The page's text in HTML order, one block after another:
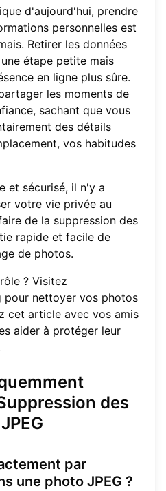
d'aujourd'hui, prendre
personnelles est
Retirer les données
étape petite mais
en ligne plus sûre.
les moments de
sachant que vous
des détails
vos habitudes
et sécurisé, il n'y a
votre vie privée au
de la suppression des
rapide et facile de
de photos.
? Visitez
pour nettoyer vos photos
cet article avec vos amis
aider à protéger leur
des
par
une photo JPEG ?